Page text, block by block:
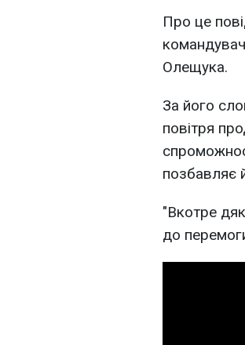
Про це
Олещука.
За його
повітря
позбавляє
"Вкотре
до